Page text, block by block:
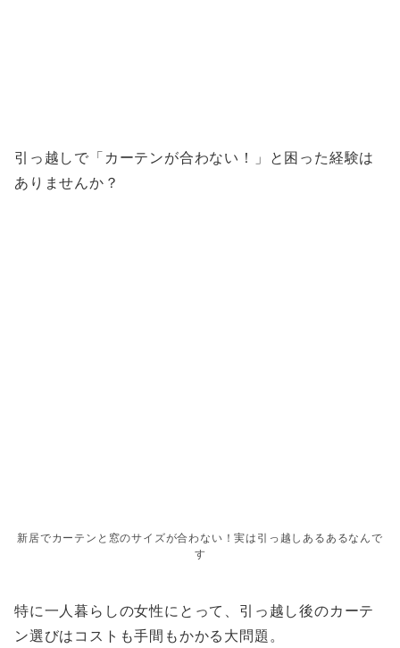
引っ越しで「カーテンが合わない！」と困った経験は
ありませんか？
新居でカーテンと窓のサイズが合わない！実は引っ越しあるあるなんで
す
特に一人暮らしの女性にとって、引っ越し後のカーテ
ン選びはコストも手間もかかる大問題。